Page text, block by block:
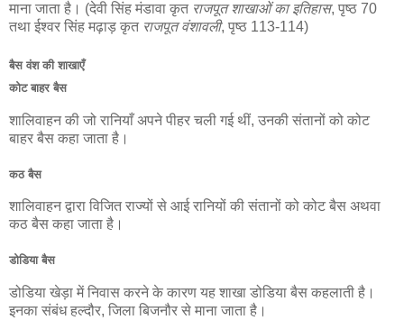
माना जाता है। (देवी सिंह मंडावा कृत राजपूत शाखाओं का इतिहास, पृष्ठ 70
तथा ईश्वर सिंह मढ़ाड़ कृत राजपूत वंशावली, पृष्ठ 113-114)
बैस वंश की शाखाएँ
कोट बाहर बैस
शालिवाहन की जो रानियाँ अपने पीहर चली गई थीं, उनकी संतानों को कोट
बाहर बैस कहा जाता है।
कठ बैस
शालिवाहन द्वारा विजित राज्यों से आई रानियों की संतानों को कोट बैस अथवा
कठ बैस कहा जाता है।
डोडिया बैस
डोडिया खेड़ा में निवास करने के कारण यह शाखा डोडिया बैस कहलाती है।
इनका संबंध हल्दौर, जिला बिजनौर से माना जाता है।